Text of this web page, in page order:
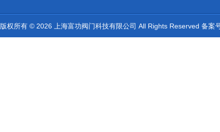
版权所有 © 2026 上海富功阀门科技有限公司 All Rights Reserved 备案